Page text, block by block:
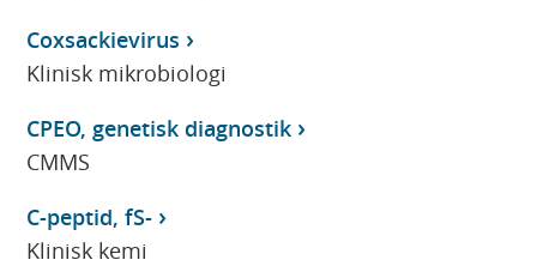
Coxsackievirus
Klinisk mikrobiologi
CPEO, genetisk diagnostik
CMMS
C-peptid, fS-
Klinisk kemi